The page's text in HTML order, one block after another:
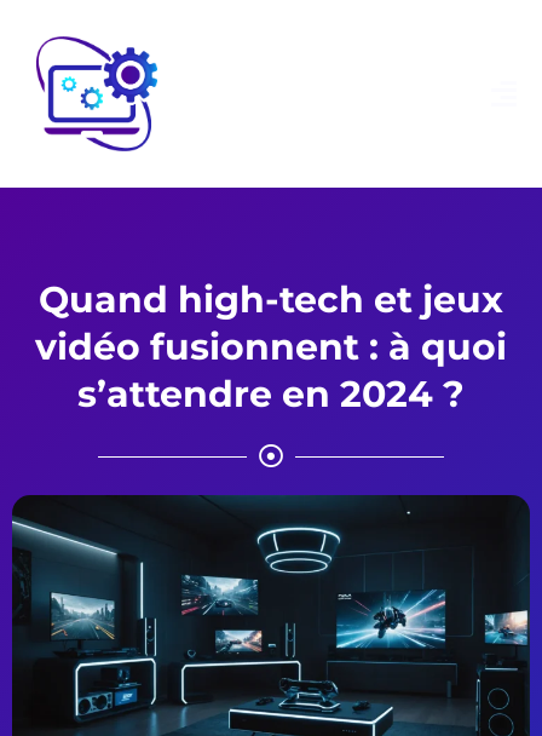
Quand high-tech et jeux
vidéo fusionnent : à quoi
s’attendre en 2024 ?